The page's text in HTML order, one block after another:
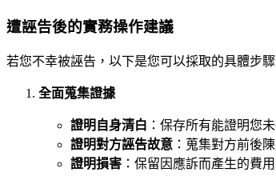
遭誣告後的實務操作建議
若您不幸被誣告，以下是您可以採取的具體步驟
全面蒐集證據
證明自身清白 ：保存所有能證明您
證明對方誣告故意 ：蒐集對方前後
證明損害 ：保留因應訴而產生的費